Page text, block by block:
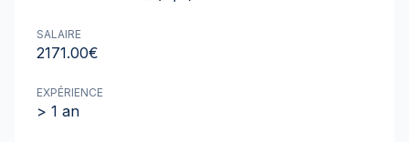
SALAIRE
2171.00€
EXPÉRIENCE
> 1 an